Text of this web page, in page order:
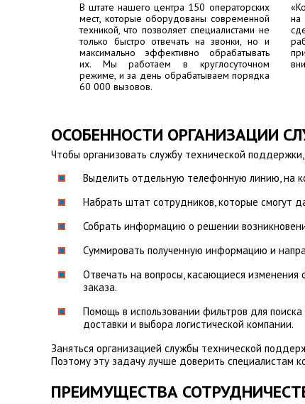
В штате нашего центра 150 операторских
мест, которые оборудованы современной
техникой, что позволяет специалистами не
только быстро отвечать на звонки, но и
максимально эффективно обрабатывать
их. Мы работаем в круглосуточном
режиме, и за день обрабатываем порядка
60 000 вызовов.
ОСОБЕННОСТИ ОРГАНИЗАЦИИ
Чтобы организовать службу технической
Выделить отдельную телефонную линию, на
Набрать штат сотрудников, которые смогут
Собрать информацию о решении
Суммировать полученную информацию и
Отвечать на вопросы, касающиеся
заказа.
Помощь в использовании фильтров для
доставки и выбора логистической компании.
Заняться организацией службы технической
Поэтому эту задачу лучше доверить
ПРЕИМУЩЕСТВА